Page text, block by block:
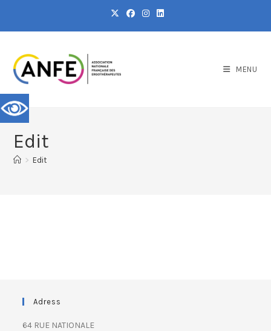
MENU
Edit
> Edit
Adress
64 RUE NATIONALE